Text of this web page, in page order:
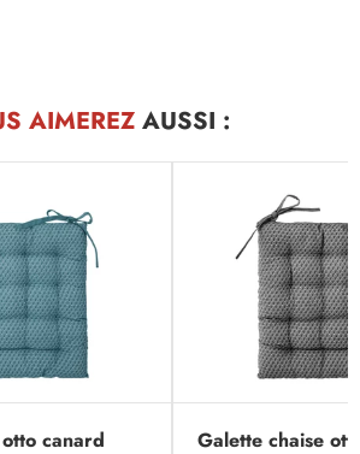
AIMEREZAUSSI :
canard
Galette chaise